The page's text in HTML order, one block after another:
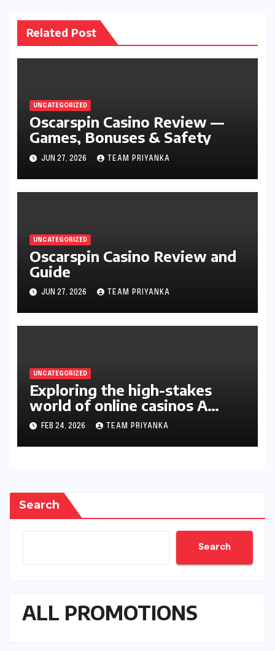
Related Post
UNCATEGORIZED
Oscarspin Casino Review —
Games, Bonuses & Safety
JUN 27, 2026 TEAM PRIYANKA
UNCATEGORIZED
Oscarspin Casino Review and
Guide
JUN 27, 2026 TEAM PRIYANKA
UNCATEGORIZED
Exploring the high-stakes
world of online casinos A
gambler’s guide
FEB 24, 2026 TEAM PRIYANKA
Search
Search
ALL PROMOTIONS